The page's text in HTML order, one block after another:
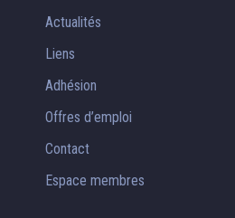
Actualités
Liens
Adhésion
Offres d’emploi
Contact
Espace membres